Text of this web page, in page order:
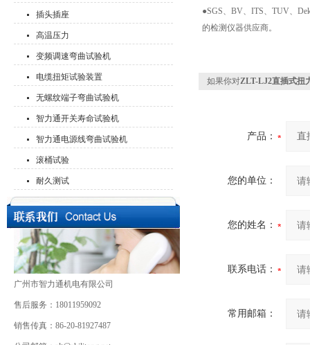
插头插座
高温压力
变频调速弯曲试验机
电缆扭矩试验装置
无螺纹端子弯曲试验机
智力通开关寿命试验机
智力通电源线弯曲试验机
滚桶试验
耐久测试
广州市智力通机电有限公司
售后服务：18011959092
销售传真：86-20-81927487
●SGS、BV、ITS、TUV、
的检测仪器供应商。
如果你对ZLT-LJ2直插式扭
产品：
您的单位：
您的姓名：
联系电话：
常用邮箱：